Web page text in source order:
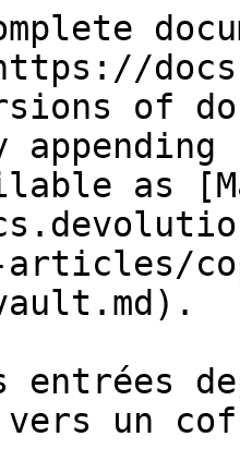
of
as
articles/
entrées
un